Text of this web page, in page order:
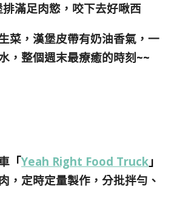
滿足肉慾，咬下去好啾西
菜，漢堡皮帶有奶油香氣，一
，整個週末最療癒的時刻~~
「Yeah Right Food Truck 」
，定時定量製作，分批拌勻、